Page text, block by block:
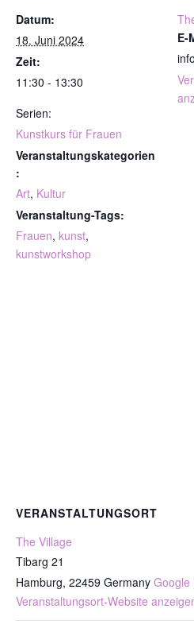
Datum:
18. Juni 2024
Zeit:
11:30 - 13:30
Serien:
Kunstkurs für Frauen
Veranstaltungskategorien
:
Art, Kultur
Veranstaltung-Tags:
Frauen, kunst,
kunstworkshop
E-
VERANSTALTUNGSORT
The Village
Tibarg 21
Hamburg, 22459 Germany Google
Veranstaltungsort-Website